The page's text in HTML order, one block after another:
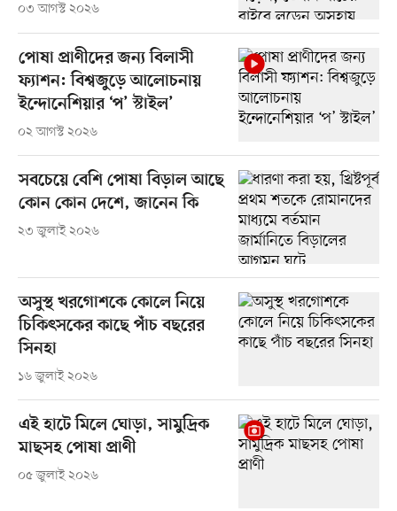
০৩ আগস্ট ২০২৬
পোষা প্রাণীদের জন্য বিলাসী
ফ্যাশন: বিশ্বজুড়ে আলোচনায়
ইন্দোনেশিয়ার ‘প’ স্টাইল’
০২ আগস্ট ২০২৬
সবচেয়ে বেশি পোষা বিড়াল আছে
কোন কোন দেশে, জানেন কি
২৩ জুলাই ২০২৬
অসুস্থ খরগোশকে কোলে নিয়ে
চিকিৎসকের কাছে পাঁচ বছরের
সিনহা
১৬ জুলাই ২০২৬
এই হাটে মিলে ঘোড়া, সামুদ্রিক
মাছসহ পোষা প্রাণী
০৫ জুলাই ২০২৬